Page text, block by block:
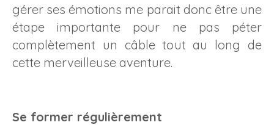
gérer ses émotions me parait donc être une
étape importante pour ne pas péter
complètement un câble tout au long de
cette merveilleuse aventure.
Se former régulièrement